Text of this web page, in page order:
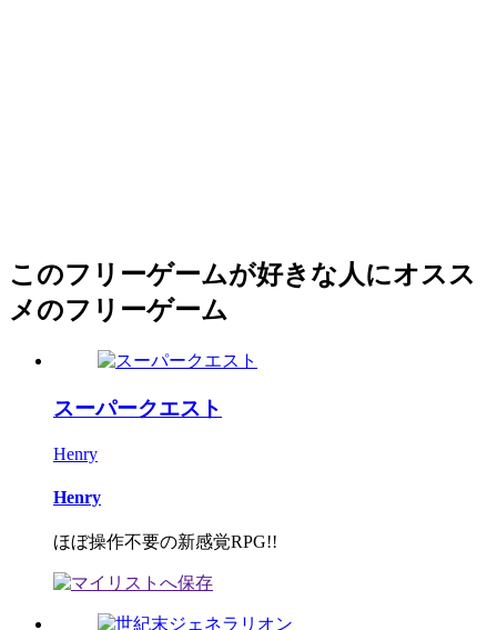
このフリーゲームが好きな人にオスス
メのフリーゲーム
スーパークエスト
Henry
Henry
ほぼ操作不要の新感覚RPG!!